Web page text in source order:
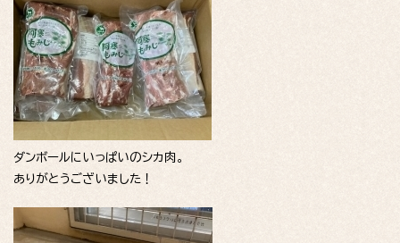
ダンボールにいっぱいのシカ肉。
ありがとうございました！